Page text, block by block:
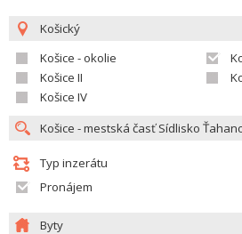
Košický
Košice - okolie
Košice II
Košice IV
Typ inzerátu
Pronájem
Byty